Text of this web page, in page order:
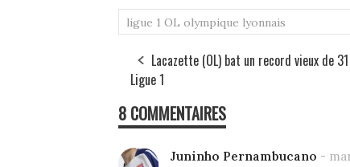
ligue 1 OL olympique lyonnais
Lacazette (OL) bat un record vieux de
Ligue 1
8 COMMENTAIRES
Juninho Pernambucano -